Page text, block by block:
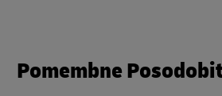
Pomembne